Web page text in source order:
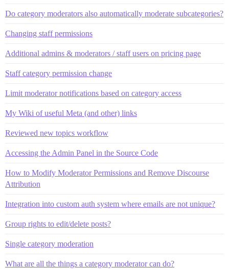
Do category moderators also automatically moderate subcategories?
Changing staff permissions
Additional admins & moderators / staff users on pricing page
Staff category permission change
Limit moderator notifications based on category access
My Wiki of useful Meta (and other) links
Reviewed new topics workflow
Accessing the Admin Panel in the Source Code
How to Modify Moderator Permissions and Remove Discourse
Attribution
Integration into custom auth system where emails are not unique?
Group rights to edit/delete posts?
Single category moderation
What are all the things a category moderator can do?